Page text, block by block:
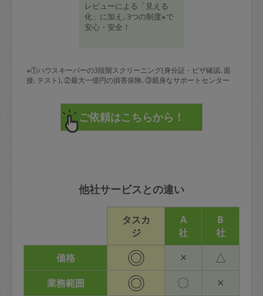
レビューによる「見える
化」に加え､3つの制度※で
安心・安全！
※①ハウスキーパーの3段階スクリーニング(身分証・ビザ確認､面
接､テスト)､②最大一億円の損害保険､③親身なサポートセンター
他社サービスとの違い
タスカ
ジ
A
社
B
社
価格
◎ × △
業務範囲 ◎ 〇 ×